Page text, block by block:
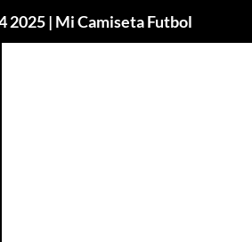
2025 | Mi Camiseta Futbol